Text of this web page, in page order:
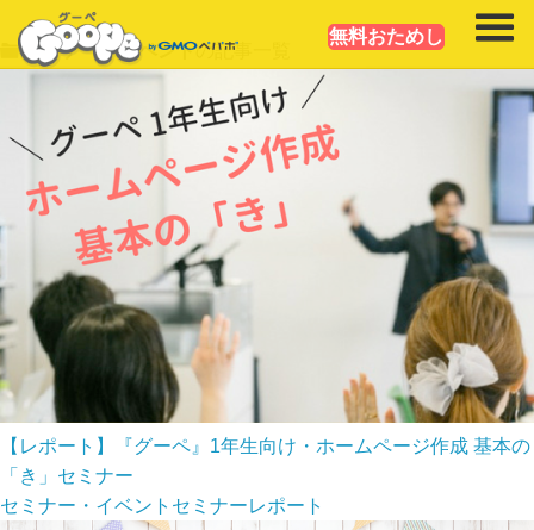
無料おためし
セミナー・イベントの記事一覧
【レポート】『グーペ』1年生向け・ホームページ作成 基本の
「き」セミナー
セミナー・イベント セミナーレポート